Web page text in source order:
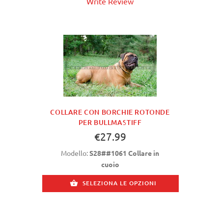
COLLARE CON BORCHIE ROTONDE
PER BULLMASTIFF
€27.99
Modello:S28##1061 Collare in
cuoio
SELEZIONA LE OPZIONI